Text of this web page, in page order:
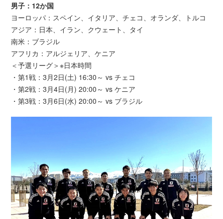
男子：12か国
ヨーロッパ：スペイン、イタリア、チェコ、オランダ、トルコ
アジア：日本、イラン、クウェート、タイ
南米：ブラジル
アフリカ：アルジェリア、ケニア
＜予選リーグ＞※日本時間
・第1戦：3月2日(土) 16:30～ vs チェコ
・第2戦：3月4日(月) 20:00～ vs ケニア
・第3戦：3月6日(水) 20:00～ vs ブラジル